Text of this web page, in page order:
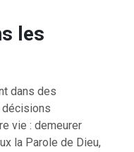
les
dans des
vie : demeurer
la Parole de Dieu,